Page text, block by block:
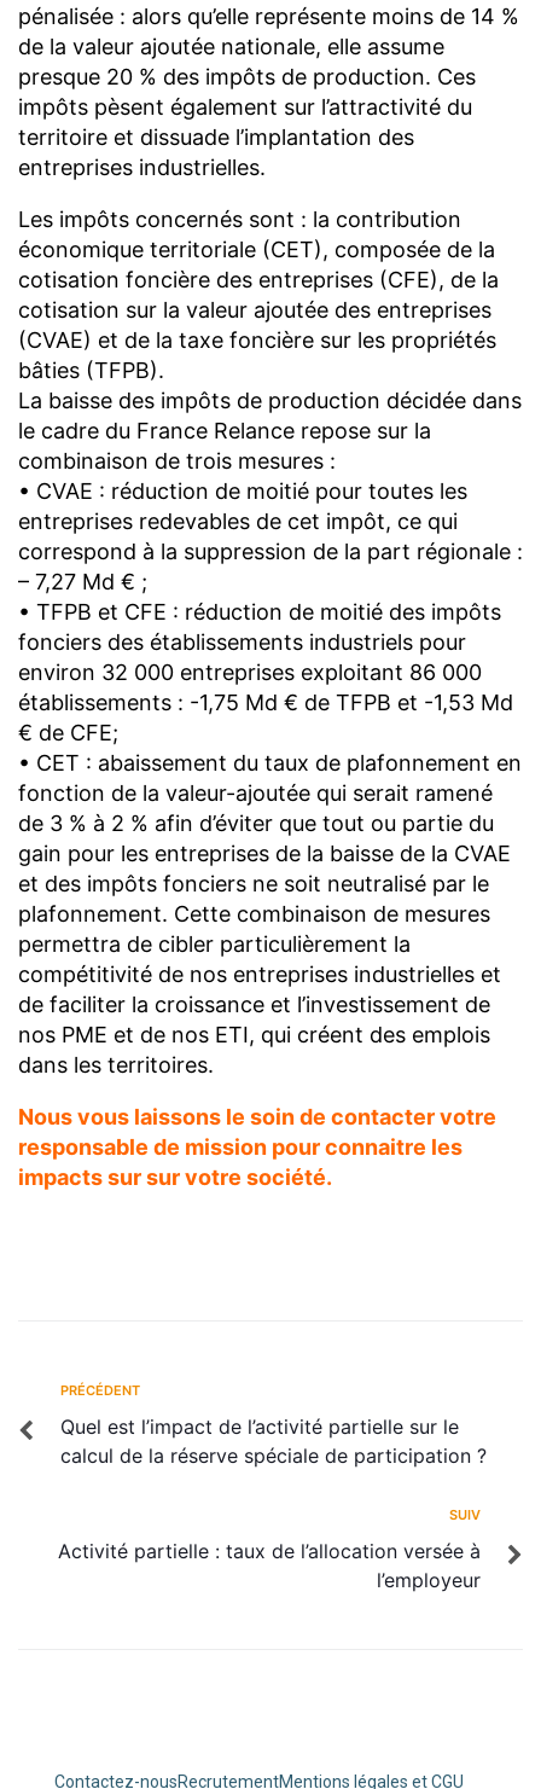
pénalisée : alors qu’elle représente moins de 14 %
de la valeur ajoutée nationale, elle assume
presque 20 % des impôts de production. Ces
impôts pèsent également sur l’attractivité du
territoire et dissuade l’implantation des
entreprises industrielles.
Les impôts concernés sont : la contribution
économique territoriale (CET), composée de la
cotisation foncière des entreprises (CFE), de la
cotisation sur la valeur ajoutée des entreprises
(CVAE) et de la taxe foncière sur les propriétés
bâties (TFPB).
La baisse des impôts de production décidée dans
le cadre du France Relance repose sur la
combinaison de trois mesures :
• CVAE : réduction de moitié pour toutes les
entreprises redevables de cet impôt, ce qui
correspond à la suppression de la part régionale :
– 7,27 Md € ;
• TFPB et CFE : réduction de moitié des impôts
fonciers des établissements industriels pour
environ 32 000 entreprises exploitant 86 000
établissements : -1,75 Md € de TFPB et -1,53 Md
€ de CFE;
• CET : abaissement du taux de plafonnement en
fonction de la valeur-ajoutée qui serait ramené
de 3 % à 2 % afin d’éviter que tout ou partie du
gain pour les entreprises de la baisse de la CVAE
et des impôts fonciers ne soit neutralisé par le
plafonnement. Cette combinaison de mesures
permettra de cibler particulièrement la
compétitivité de nos entreprises industrielles et
de faciliter la croissance et l’investissement de
nos PME et de nos ETI, qui créent des emplois
dans les territoires.
Nous vous laissons le soin de contacter votre
responsable de mission pour connaitre les
impacts sur sur votre société.
PRÉCÉDENT
Quel est l’impact de l’activité partielle sur le
calcul de la réserve spéciale de participation ?
SUIV
Activité partielle : taux de l’allocation versée à
l’employeur
Contactez-nousRecrutementMentions légales et CGU